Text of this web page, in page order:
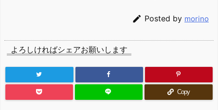
 Posted by morino
よろしければシェアお願いします
Copy